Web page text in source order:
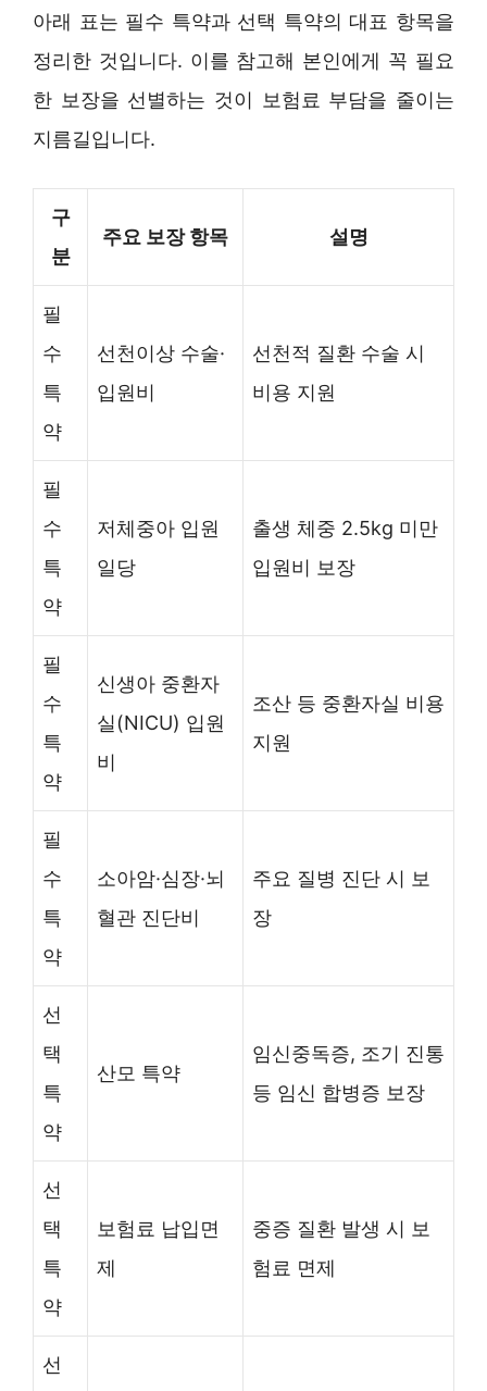
아래 표는 필수 특약과 선택 특약의 대표 항목을
정리한 것입니다. 이를 참고해 본인에게 꼭 필요
한 보장을 선별하는 것이 보험료 부담을 줄이는
지름길입니다.
구
분
주요 보장 항목 설명
필
수
특
약
선천이상 수술·
입원비
선천적 질환 수술 시
비용 지원
필
수
특
약
저체중아 입원
일당
출생 체중 2.5kg 미만
입원비 보장
필
수
특
약
신생아 중환자
실(NICU) 입원
비
조산 등 중환자실 비용
지원
필
수
특
약
소아암·심장·뇌
혈관 진단비
주요 질병 진단 시 보
장
선
택
특
약
산모 특약
임신중독증, 조기 진통
등 임신 합병증 보장
선
택
특
약
보험료 납입면
제
중증 질환 발생 시 보
험료 면제
선